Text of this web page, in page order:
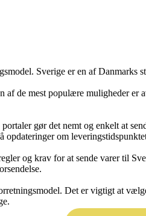
Sverige er en af
de mest populære muligheder
gør det nemt og enkelt at
opdateringer om
og krav for at sende varer til
Det er vigtigt at